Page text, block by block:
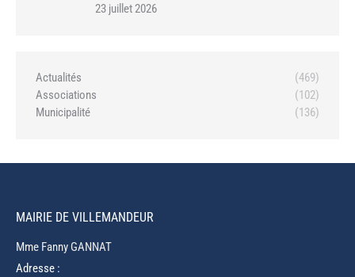
23 juillet 2026
Actualités
(469)
Associations
(102)
Municipalité
(136)
MAIRIE DE VILLEMANDEUR
Mme Fanny GANNAT
Adresse :